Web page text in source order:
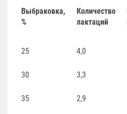
Выбраковка,
%
Количество
лактаций
25 4,0
30 3,3
35 2,9